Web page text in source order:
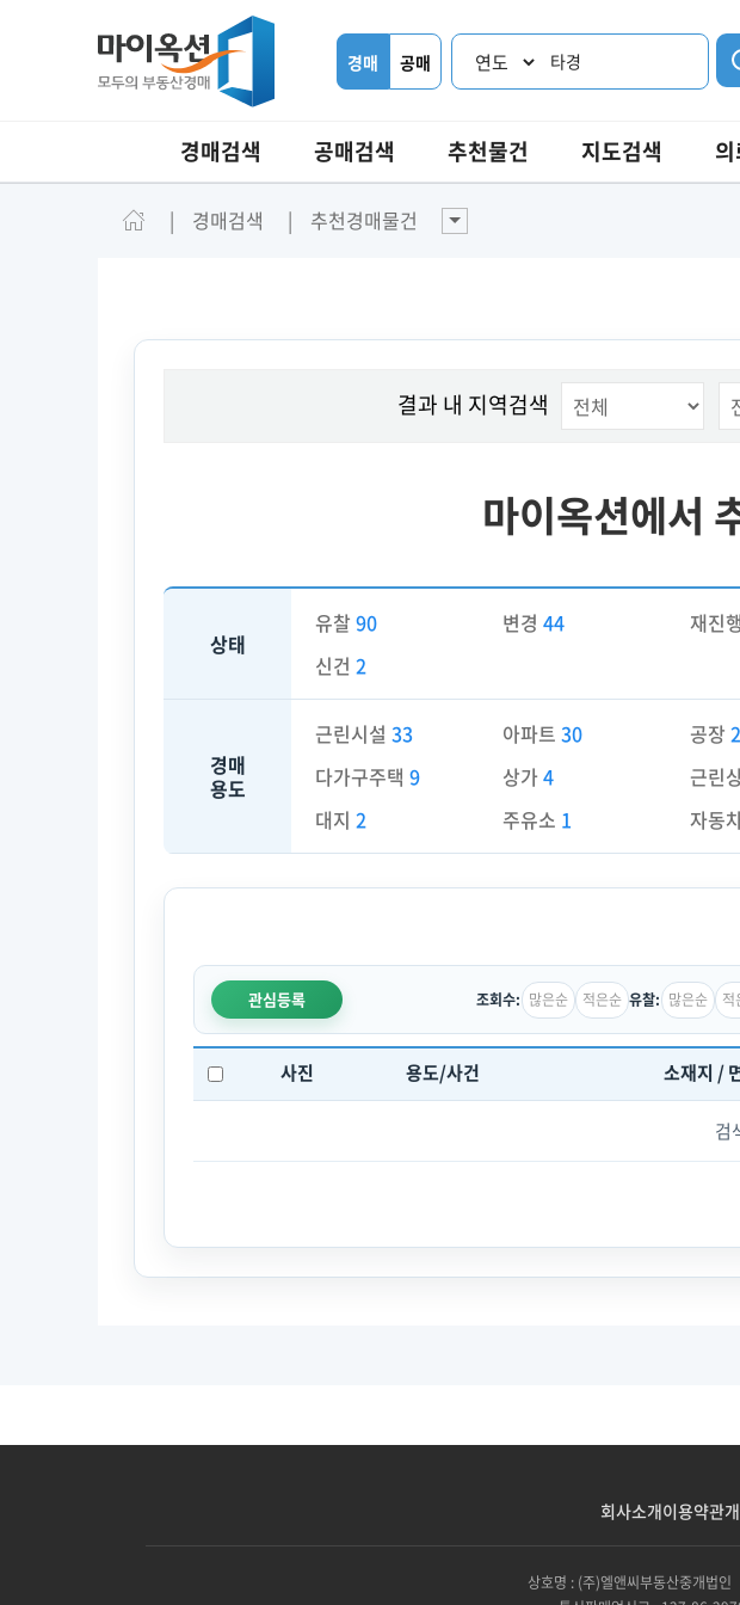
경매 공매 타경
경매검색 공매검색 추천물건 지도검색
경매검색 추천경매물건
결과 내 지역검색
마이옥션에서
상태
유찰 90 변경44 재진행
신건 2
경매
용도
근린시설 33 아파트30 공장
다가구주택 9 상가4 근린
대지 2 주유소 1 자동
관심등록 조회수: 많은순 적은순 유찰: 많은순 적
사진 용도/사건 소재지 /
검
회사소개이용약관
상호명 : (주)엘앤씨부동산중개법인